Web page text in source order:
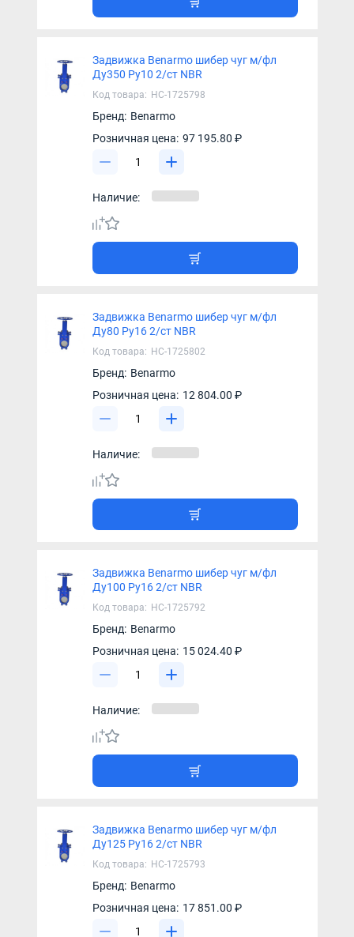
Задвижка Benarmo шибер чуг м/фл
Ду350 Ру10 2/ст NBR
Код товара: НС-1725798
Бренд: Benarmo
Розничная цена: 97 195.80 ₽
Наличие:
Задвижка Benarmo шибер чуг м/фл
Ду80 Ру16 2/ст NBR
Код товара: НС-1725802
Бренд: Benarmo
Розничная цена: 12 804.00 ₽
Наличие:
Задвижка Benarmo шибер чуг м/фл
Ду100 Ру16 2/ст NBR
Код товара: НС-1725792
Бренд: Benarmo
Розничная цена: 15 024.40 ₽
Наличие:
Задвижка Benarmo шибер чуг м/фл
Ду125 Ру16 2/ст NBR
Код товара: НС-1725793
Бренд: Benarmo
Розничная цена: 17 851.00 ₽